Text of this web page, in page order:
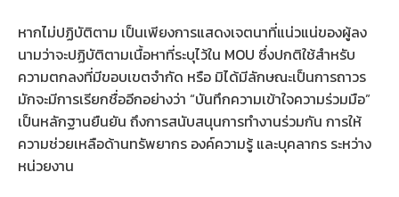
หากไม่ปฏิบัติตาม เป็นเพียงการแสดงเจตนาที่แน่วแน่ของผู้ลง
นามว่าจะปฏิบัติตามเนื้อหาที่ระบุไว้ใน MOU ซึ่งปกติใช้สำหรับ
ความตกลงที่มีขอบเขตจำกัด หรือ มิได้มีลักษณะเป็นการถาวร
มักจะมีการเรียกชื่ออีกอย่างว่า “บันทึกความเข้าใจความร่วมมือ”
เป็นหลักฐานยืนยัน ถึงการสนับสนุนการทำงานร่วมกัน การให้
ความช่วยเหลือด้านทรัพยากร องค์ความรู้ และบุคลากร ระหว่าง
หน่วยงาน